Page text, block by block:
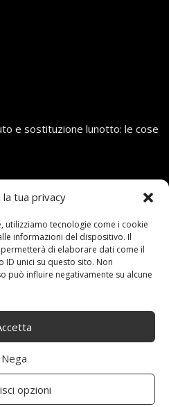
la tua privacy
utilizziamo tecnologie come i cookie
informazioni del dispositivo. Il
di elaborare dati come il
unici su questo sito. Non
può influire negativamente su alcune
Nega
opzioni
e sostituzione lunotto: le cose
i SUV si fanno ibridi
l’importanza della